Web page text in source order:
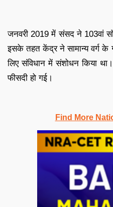
जनवरी 2019 में संसद ने 103वां
इसके तहत केंद्र ने सामान्य वर्ग के
लिए संविधान में संशोधन किया
फीसदी हो गई।
Find More